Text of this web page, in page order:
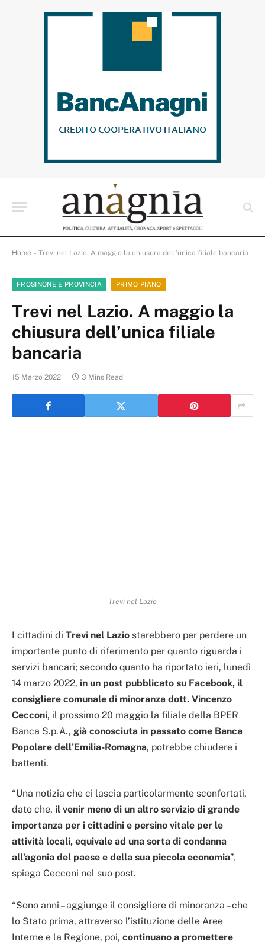
Home » Trevi nel Lazio. A maggio la chiusura dell’unica filiale bancaria
FROSINONE E PROVINCIA PRIMO PIANO
Trevi nel Lazio. A maggio la
chiusura dell’unica filiale
bancaria
15 Marzo 2022 3 Mins Read
Trevi nel Lazio
I cittadini di Trevi nel Lazio starebbero per perdere un
importante punto di riferimento per quanto riguarda i
servizi bancari; secondo quanto ha riportato ieri, lunedì
14 marzo 2022, in un post pubblicato su Facebook, il
consigliere comunale di minoranza dott. Vincenzo
Cecconi, il prossimo 20 maggio la filiale della BPER
Banca S.p.A., già conosciuta in passato come Banca
Popolare dell’Emilia-Romagna, potrebbe chiudere i
battenti.
“Una notizia che ci lascia particolarmente sconfortati,
dato che, il venir meno di un altro servizio di grande
importanza per i cittadini e persino vitale per le
attività locali, equivale ad una sorta di condanna
all’agonia del paese e della sua piccola economia”,
spiega Cecconi nel suo post.
“Sono anni – aggiunge il consigliere di minoranza – che
lo Stato prima, attraverso l’istituzione delle Aree
Interne e la Regione, poi, continuano a promettere